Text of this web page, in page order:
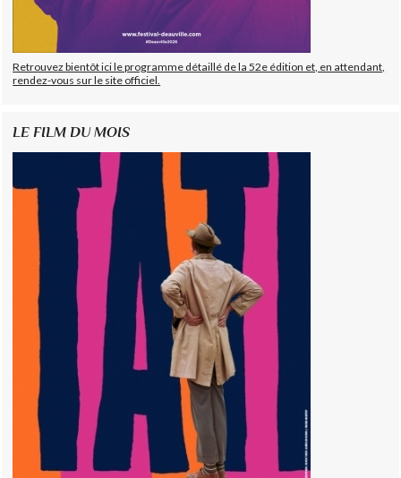
Retrouvez bientôt ici le programme détaillé de la 52e édition et, en attendant,
rendez-vous sur le site officiel.
LE FILM DU MOIS